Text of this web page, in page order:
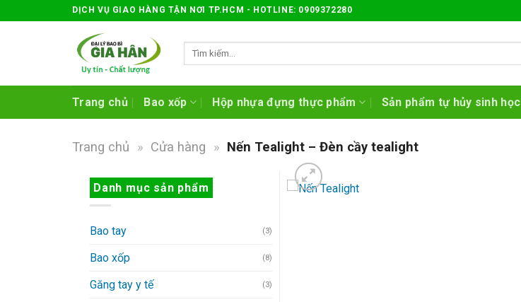
to
DỊCH VỤ GIAO HÀNG TẬN NƠI TP.HCM - HOTLINE: 0909372280
Tìm
Trang chủ Bao xốp Hộp nhựa đựng thực phẩm Sản phẩm tự hủy sinh học
Trang chủ » Cửa hàng » Nến Tealight – Đèn cầy tealight
Danh mục sản phẩm
Bao tay (3)
Bao xốp (8)
Găng tay y tế (3)